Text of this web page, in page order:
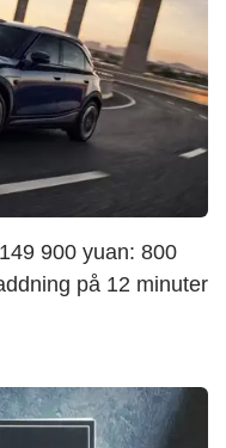
900 yuan: 800
på 12 minuter